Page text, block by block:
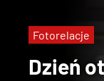
Dzień
Fotorelacje